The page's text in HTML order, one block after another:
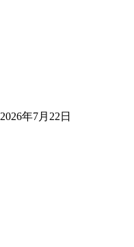
2026年7月22日